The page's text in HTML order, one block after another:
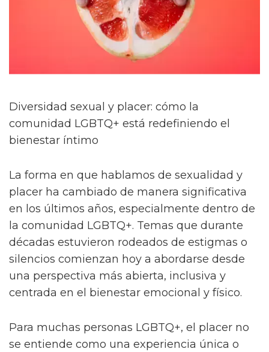
Diversidad sexual y placer: cómo la
comunidad LGBTQ+ está redefiniendo el
bienestar íntimo
La forma en que hablamos de sexualidad y
placer ha cambiado de manera significativa
en los últimos años, especialmente dentro de
la comunidad LGBTQ+. Temas que durante
décadas estuvieron rodeados de estigmas o
silencios comienzan hoy a abordarse desde
una perspectiva más abierta, inclusiva y
centrada en el bienestar emocional y físico.
Para muchas personas LGBTQ+, el placer no
se entiende como una experiencia única o